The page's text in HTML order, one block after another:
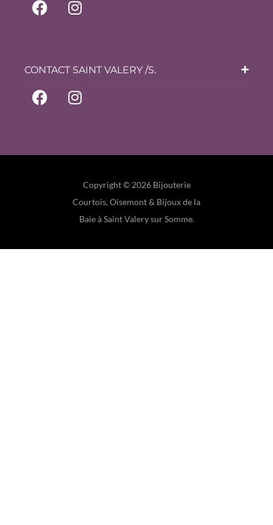
CONTACT SAINT VALERY /S.
Copyright © 2026 Bijouterie
Courtois, Oisemont & Bijoux de la
Baie à Saint Valery sur Somme.